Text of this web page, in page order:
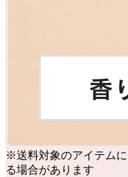
※送料対象のアイテム
る場合があります